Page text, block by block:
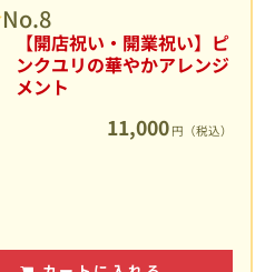
No.8
【開店祝い・開業祝い】ピ
ンクユリの華やかアレンジ
メント
11,000 円（税込）